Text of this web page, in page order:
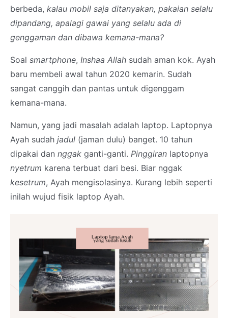
berbeda, kalau mobil saja ditanyakan, pakaian selalu
dipandang, apalagi gawai yang selalu ada di
genggaman dan dibawa kemana-mana?
Soal smartphone, Inshaa Allah sudah aman kok. Ayah
baru membeli awal tahun 2020 kemarin. Sudah
sangat canggih dan pantas untuk digenggam
kemana-mana.
Namun, yang jadi masalah adalah laptop. Laptopnya
Ayah sudah jadul (jaman dulu) banget. 10 tahun
dipakai dan nggak ganti-ganti. Pinggiran laptopnya
nyetrum karena terbuat dari besi. Biar nggak
kesetrum, Ayah mengisolasinya. Kurang lebih seperti
inilah wujud fisik laptop Ayah.